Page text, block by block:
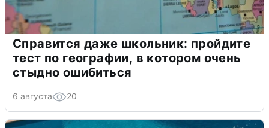
Справится даже школьник: пройдите
тест по географии, в котором очень
стыдно ошибиться
6 августа 20